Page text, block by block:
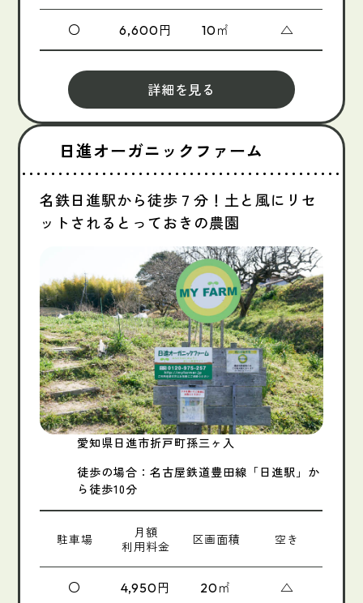
〇 6,600円 10㎡ △
詳細を見る
日進オーガニックファーム
名鉄日進駅から徒歩７分！土と風にリセ
ットされるとっておきの農園
愛知県日進市折戸町孫三ヶ入
徒歩の場合：名古屋鉄道豊田線「日進駅」か
ら徒歩10分
駐車場
月額
利用料金
区画面積 空き
〇 4,950円 20㎡ △